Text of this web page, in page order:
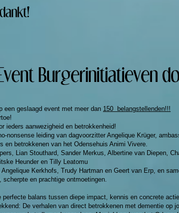
Burgerinitiatieven
een geslaagd event met meer dan 150 belangstellenden!!!
ieders aanwezigheid en betrokkenheid!
nonsense leiding van dagvoorzitterAngelique Krüger,
en betrokkenen van het Odensehuis Animi Vivere.
Lian Stouthard, Sander Merkus, Albertine van Diepen,
Heunder en Tilly Leatomu
Kerkhofs, Trudy Hartman en Geert van Erp, en
scherpte en prachtige ontmoetingen.
perfecte balans tussen diepe impact, kennis en concrete
De verhalen van direct betrokkenen met dementie op